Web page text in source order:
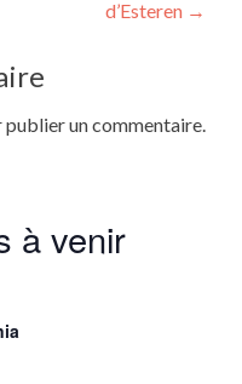
d’Esteren →
publier un commentaire.
à venir